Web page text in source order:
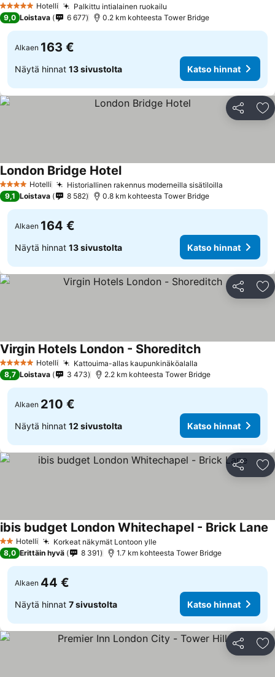
5 Tähtiluokitus
Hotelli Palkittu intialainen ruokailu
9,0 Loistava 6 677 0.2 km kohteesta Tower Bridge
Alkaen 163 €
Näytä hinnat 13 sivustolta Katso hinnat
Jaa
4 Tähtiluokitus
Hotelli Historiallinen rakennus moderneilla sisätiloilla
London Bridge Hotel
9,1 Loistava 8 582 0.8 km kohteesta Tower Bridge
Alkaen 164 €
Näytä hinnat 13 sivustolta Katso hinnat
Jaa
5 Tähtiluokitus
Hotelli Kattouima-allas kaupunkinäköalalla
Virgin Hotels London - Shoreditch
8,7 Loistava 3 473 2.2 km kohteesta Tower Bridge
Alkaen 210 €
Näytä hinnat 12 sivustolta Katso hinnat
Jaa
2 Tähtiluokitus
Hotelli Korkeat näkymät Lontoon ylle
ibis budget London Whitechapel - Brick Lane
8,0 Erittäin hyvä 8 391 1.7 km kohteesta Tower Bridge
Alkaen 44 €
Näytä hinnat 7 sivustolta Katso hinnat
Jaa